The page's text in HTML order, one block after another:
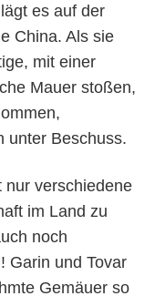
es auf der
China. Als sie
mit einer
Mauer stoßen,
unter Beschuss.
nur verschiedene
im Land zu
noch
Garin und Tovar
Gemäuer so